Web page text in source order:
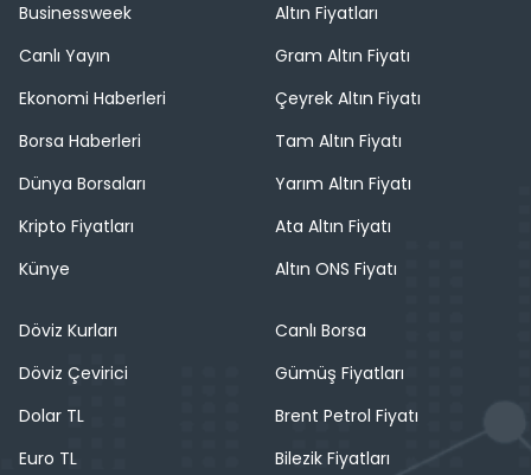
Businessweek
Canlı Yayın
Ekonomi Haberleri
Borsa Haberleri
Dünya Borsaları
Kripto Fiyatları
Künye
Altın Fiyatları
Gram Altın Fiyatı
Çeyrek Altın Fiyatı
Tam Altın Fiyatı
Yarım Altın Fiyatı
Ata Altın Fiyatı
Altın ONS Fiyatı
Döviz Kurları
Döviz Çevirici
Dolar TL
Euro TL
Canlı Borsa
Gümüş Fiyatları
Brent Petrol Fiyatı
Bilezik Fiyatları